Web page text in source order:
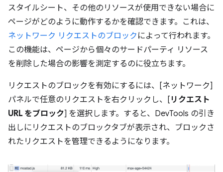
スタイルシート、その他のリソースが使用できない場合に
ページがどのように動作するかを確認できます。これは、
ネットワーク リクエストのブロック によって行われます。
この機能は、ページから個々のサードパーティ リソース
を削除した場合の影響を測定するのに役立ちます。
リクエストのブロックを有効にするには、[ネットワーク]
パネルで任意のリクエストを右クリックし、[ リクエスト
URL をブロック] を選択します。すると、DevTools の引き
出しにリクエストのブロックタブが表示され、ブロックさ
れたリクエストを管理できるようになります。